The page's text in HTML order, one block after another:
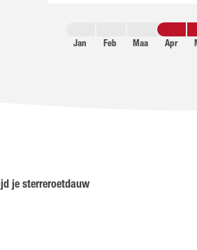
Jan Feb Maa Apr
je sterreroetdauw